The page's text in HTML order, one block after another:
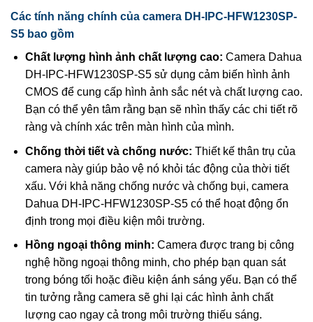
Các tính năng chính của camera DH-IPC-HFW1230SP-
S5 bao gồm
Chất lượng hình ảnh chất lượng cao: Camera Dahua
DH-IPC-HFW1230SP-S5 sử dụng cảm biến hình ảnh
CMOS để cung cấp hình ảnh sắc nét và chất lượng cao.
Bạn có thể yên tâm rằng bạn sẽ nhìn thấy các chi tiết rõ
ràng và chính xác trên màn hình của mình.
Chống thời tiết và chống nước: Thiết kế thân trụ của
camera này giúp bảo vệ nó khỏi tác động của thời tiết
xấu. Với khả năng chống nước và chống bụi, camera
Dahua DH-IPC-HFW1230SP-S5 có thể hoạt động ổn
định trong mọi điều kiện môi trường.
Hồng ngoại thông minh: Camera được trang bị công
nghệ hồng ngoại thông minh, cho phép bạn quan sát
trong bóng tối hoặc điều kiện ánh sáng yếu. Bạn có thể
tin tưởng rằng camera sẽ ghi lại các hình ảnh chất
lượng cao ngay cả trong môi trường thiếu sáng.